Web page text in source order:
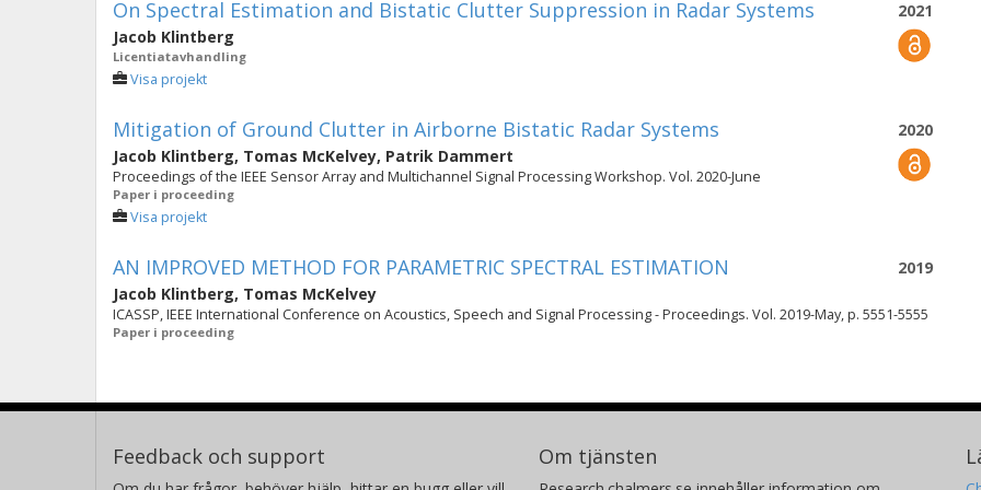
2021
On Spectral Estimation and Bistatic Clutter Suppression in Radar Systems
Jacob Klintberg
Licentiatavhandling
Visa projekt
2020
Mitigation of Ground Clutter in Airborne Bistatic Radar Systems
Jacob Klintberg, Tomas McKelvey, Patrik Dammert
Proceedings of the IEEE Sensor Array and Multichannel Signal Processing Workshop. Vol. 2020-June
Paper i proceeding
Visa projekt
2019
AN IMPROVED METHOD FOR PARAMETRIC SPECTRAL ESTIMATION
Jacob Klintberg, Tomas McKelvey
ICASSP, IEEE International Conference on Acoustics, Speech and Signal Processing - Proceedings. Vol. 2019-May, p. 5551-5555
Paper i proceeding
Feedback och support Om tjänsten